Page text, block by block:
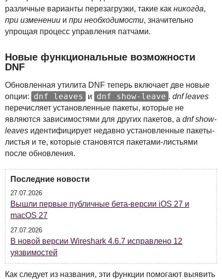
различные варианты перезагрузки, такие как никогда,
при изменении и при необходимости, значительно
упрощая процесс управления патчами.
Новые функциональные возможности
DNF
Обновленная утилита DNF теперь включает две новые
опции:
dnf leaves и dnf show-leave . dnf leaves
перечисляет установленные пакеты, которые не
являются зависимостями для других пакетов, а dnf show-
leaves идентифицирует недавно установленные пакеты-
листья и те, которые становятся пакетами-листьями
после обновления.
Последние новости
27.07.2026
Вышли первые публичные бета-версии iOS 27 и
macOS 27
27.07.2026
В новой версии Wireshark 4.6.7 исправлено 12
уязвимостей
Как следует из названия, эти функции помогают выявить